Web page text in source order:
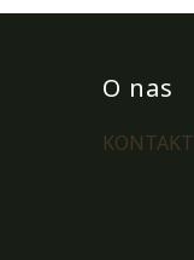
O nas
KONTAKT